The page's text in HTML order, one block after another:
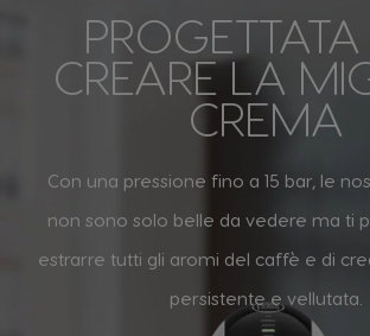
PROGETTATA
CREARE LA
CREMA
Con una pressione fino a 15 bar, le
non sono solo belle da vedere ma ti
estrarre tutti gli aromi del caffè e di
persistente e vellutata.